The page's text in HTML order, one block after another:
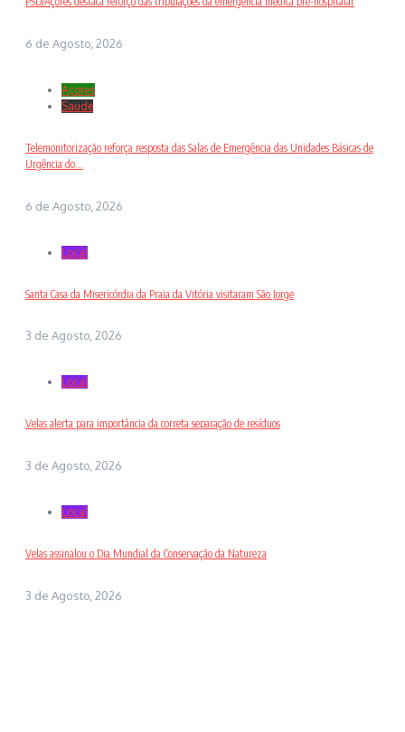
6 de Agosto, 2026
Açores
Saude
Telemonitorização reforça resposta das Salas de Emergência das Unidades Básicas de
Urgência do...
6 de Agosto, 2026
Local
Santa Casa da Misericórdia da Praia da Vitória visitaram São Jorge
3 de Agosto, 2026
Local
Velas alerta para importância da correta separação de resíduos
3 de Agosto, 2026
Local
Velas assinalou o Dia Mundial da Conservação da Natureza
3 de Agosto, 2026